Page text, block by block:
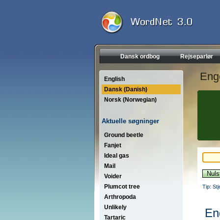
Dansk ordbog Rejseparlør
English
Dansk (Danish)
Norsk (Norwegian)
Aktuelle søgninger
Ground beetle
Fanjet
Ideal gas
Mail
Voider
Plumcot tree
Arthropoda
Unlikely
Tartaric
Tip: